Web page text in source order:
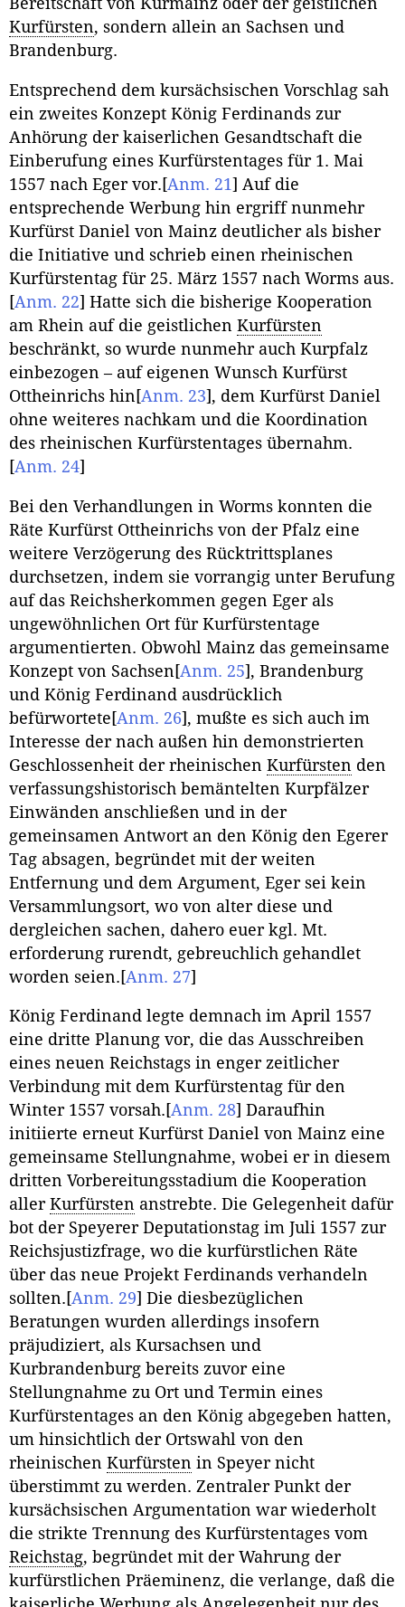
Bereitschaft von Kurmainz oder der geistlichen
Kurfürsten, sondern allein an Sachsen und
Brandenburg.
Entsprechend dem kursächsischen Vorschlag sah
ein zweites Konzept König Ferdinands zur
Anhörung der kaiserlichen Gesandtschaft die
Einberufung eines Kurfürstentages für 1. Mai
1557 nach Eger vor. [Anm. 21] Auf die
entsprechende Werbung hin ergriff nunmehr
Kurfürst Daniel von Mainz deutlicher als bisher
die Initiative und schrieb einen rheinischen
Kurfürstentag für 25. März 1557 nach Worms aus.
[Anm. 22] Hatte sich die bisherige Kooperation
am Rhein auf die geistlichen Kurfürsten
beschränkt, so wurde nunmehr auch Kurpfalz
einbezogen – auf eigenen Wunsch Kurfürst
Ottheinrichs hin [Anm. 23] , dem Kurfürst Daniel
ohne weiteres nachkam und die Koordination
des rheinischen Kurfürstentages übernahm.
[Anm. 24]
Bei den Verhandlungen in Worms konnten die
Räte Kurfürst Ottheinrichs von der Pfalz eine
weitere Verzögerung des Rücktrittsplanes
durchsetzen, indem sie vorrangig unter Berufung
auf das Reichsherkommen gegen Eger als
ungewöhnlichen Ort für Kurfürstentage
argumentierten. Obwohl Mainz das gemeinsame
Konzept von Sachsen [Anm. 25] , Brandenburg
und König Ferdinand ausdrücklich
befürwortete [Anm. 26] , mußte es sich auch im
Interesse der nach außen hin demonstrierten
Geschlossenheit der rheinischen Kurfürsten den
verfassungshistorisch bemäntelten Kurpfälzer
Einwänden anschließen und in der
gemeinsamen Antwort an den König den Egerer
Tag absagen, begründet mit der weiten
Entfernung und dem Argument, Eger sei kein
Versammlungsort, wo von alter diese und
dergleichen sachen, dahero euer kgl. Mt.
erforderung rurendt, gebreuchlich gehandlet
worden seien. [Anm. 27]
König Ferdinand legte demnach im April 1557
eine dritte Planung vor, die das Ausschreiben
eines neuen Reichstags in enger zeitlicher
Verbindung mit dem Kurfürstentag für den
Winter 1557 vorsah. [Anm. 28] Daraufhin
initiierte erneut Kurfürst Daniel von Mainz eine
gemeinsame Stellungnahme, wobei er in diesem
dritten Vorbereitungsstadium die Kooperation
aller Kurfürsten anstrebte. Die Gelegenheit dafür
bot der Speyerer Deputationstag im Juli 1557 zur
Reichsjustizfrage, wo die kurfürstlichen Räte
über das neue Projekt Ferdinands verhandeln
sollten. [Anm. 29] Die diesbezüglichen
Beratungen wurden allerdings insofern
präjudiziert, als Kursachsen und
Kurbrandenburg bereits zuvor eine
Stellungnahme zu Ort und Termin eines
Kurfürstentages an den König abgegeben hatten,
um hinsichtlich der Ortswahl von den
rheinischen Kurfürsten in Speyer nicht
überstimmt zu werden. Zentraler Punkt der
kursächsischen Argumentation war wiederholt
die strikte Trennung des Kurfürstentages vom
Reichstag, begründet mit der Wahrung der
kurfürstlichen Präeminenz, die verlange, daß die